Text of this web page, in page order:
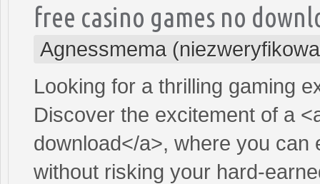
free casino games no
Agnessmema
Looking for a thrilling gaming
Discover the excitement of a
download</a>, where you
without risking your hard-